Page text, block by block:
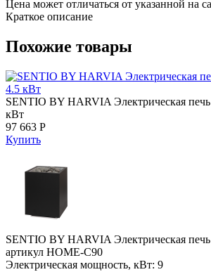
Цена может отличаться от указанной на
Краткое описание
Похожие товары
SENTIO BY HARVIA Электрическая
кВт
97 663 Р
Купить
SENTIO BY HARVIA Электрическая
артикул HOME-C90
Электрическая мощность, кВт: 9